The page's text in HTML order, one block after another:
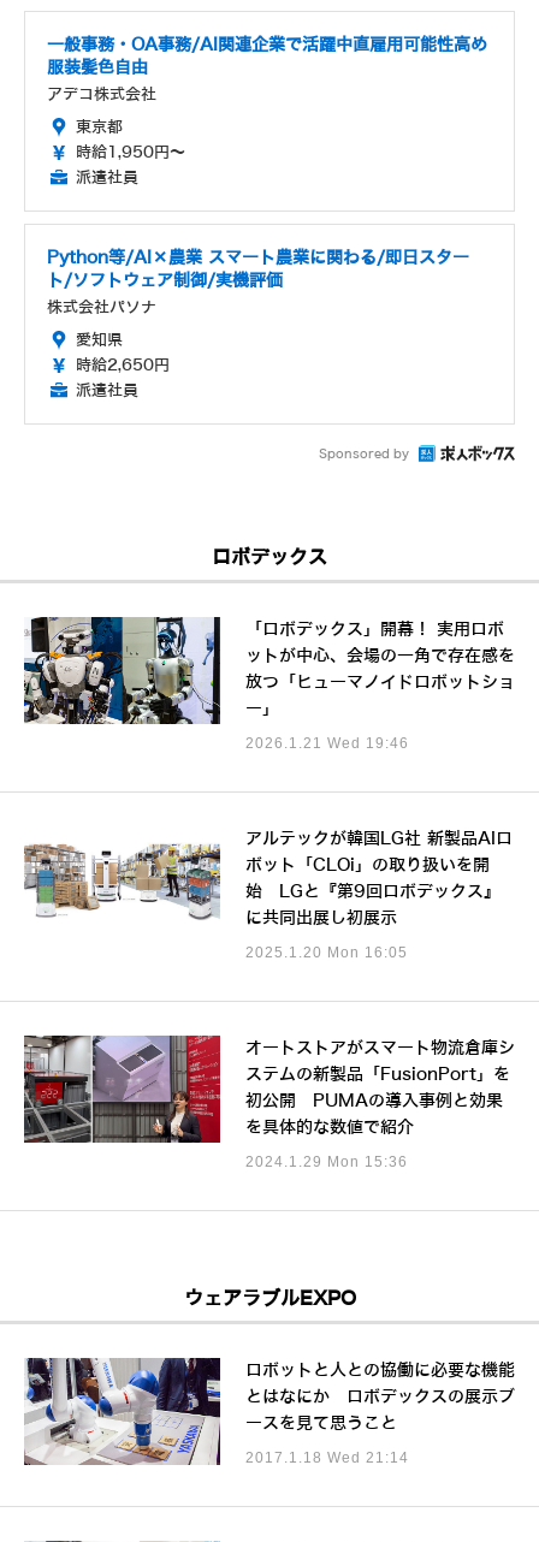
一般事務・OA事務/AI関連企業で活躍中直雇用可能性高め
服装髪色自由
アデコ株式会社
東京都
時給1,950円～
派遣社員
Python等/AI×農業 スマート農業に関わる/即日スター
ト/ソフトウェア制御/実機評価
株式会社パソナ
愛知県
時給2,650円
派遣社員
Sponsored by
ロボデックス
「ロボデックス」開幕！ 実用ロボ
ットが中心、会場の一角で存在感を
放つ「ヒューマノイドロボットショ
ー」
2026.1.21 Wed 19:46
アルテックが韓国LG社 新製品AIロ
ボット「CLOi」の取り扱いを開
始 LGと『第9回ロボデックス』
に共同出展し初展示
2025.1.20 Mon 16:05
オートストアがスマート物流倉庫シ
ステムの新製品「FusionPort」を
初公開 PUMAの導入事例と効果
を具体的な数値で紹介
2024.1.29 Mon 15:36
ウェアラブルEXPO
ロボットと人との協働に必要な機能
とはなにか ロボデックスの展示ブ
ースを見て思うこと
2017.1.18 Wed 21:14